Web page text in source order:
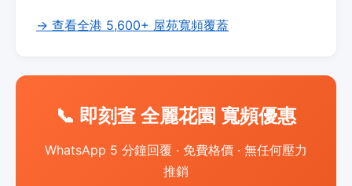
→ 查看全港 5,600+ 屋苑寬頻覆蓋
📞 即刻查 全麗花園 寬頻優惠
WhatsApp 5 分鐘回覆 · 免費格價 · 無任何壓力
推銷